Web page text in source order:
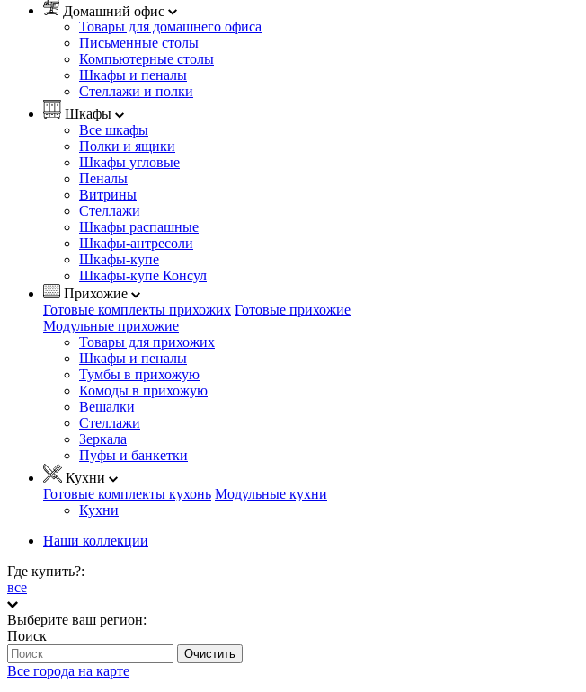
Домашний офис
Товары для домашнего офиса
Письменные столы
Компьютерные столы
Шкафы и пеналы
Стеллажи и полки
Шкафы
Все шкафы
Полки и ящики
Шкафы угловые
Пеналы
Витрины
Стеллажи
Шкафы распашные
Шкафы-антресоли
Шкафы-купе
Шкафы-купе Консул
Прихожие
Готовые комплекты прихожих Готовые прихожие
Модульные прихожие
Товары для прихожих
Шкафы и пеналы
Тумбы в прихожую
Комоды в прихожую
Вешалки
Стеллажи
Зеркала
Пуфы и банкетки
Кухни
Готовые комплекты кухонь Модульные кухни
Кухни
Наши коллекции
Где купить?:
все
Выберите ваш регион:
Поиск
Очистить
Все города на карте